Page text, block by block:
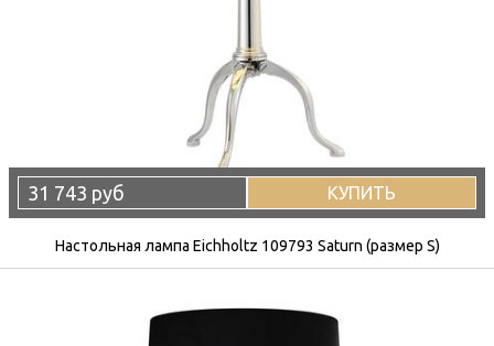
31 743 руб КУПИТЬ
Настольная лампа Eichholtz 109793 Saturn (размер S)